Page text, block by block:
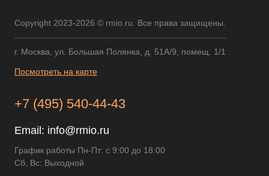
Copyright 2023-2026 © rmio.ru. Все права защищены.
г. Москва, ул. Большая Полянка, д. 51А/9, помещ. 1/1
Посмотреть на карте
+7 (495) 540-44-43
Email: info@rmio.ru
График работы Пн-Пт: с 9:00 до 18:00
Сб, Вс: Выходной